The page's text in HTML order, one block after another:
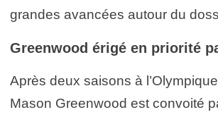
grandes avancées autour du
Greenwood érigé en priorité
Après deux saisons à
Mason Greenwood est convoité